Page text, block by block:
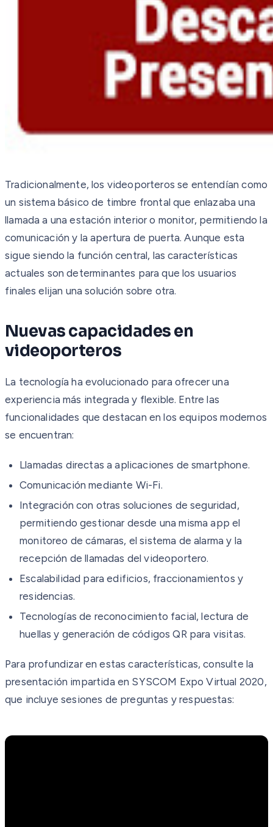
Tradicionalmente, los videoporteros se entendían como
un sistema básico de timbre frontal que enlazaba una
llamada a una estación interior o monitor, permitiendo la
comunicación y la apertura de puerta. Aunque esta
sigue siendo la función central, las características
actuales son determinantes para que los usuarios
finales elijan una solución sobre otra.
Nuevas capacidades en
videoporteros
La tecnología ha evolucionado para ofrecer una
experiencia más integrada y flexible. Entre las
funcionalidades que destacan en los equipos modernos
se encuentran:
Llamadas directas a aplicaciones de smartphone.
Comunicación mediante Wi-Fi.
Integración con otras soluciones de seguridad,
permitiendo gestionar desde una misma app el
monitoreo de cámaras, el sistema de alarma y la
recepción de llamadas del videoportero.
Escalabilidad para edificios, fraccionamientos y
residencias.
Tecnologías de reconocimiento facial, lectura de
huellas y generación de códigos QR para visitas.
Para profundizar en estas características, consulte la
presentación impartida en SYSCOM Expo Virtual 2020,
que incluye sesiones de preguntas y respuestas: